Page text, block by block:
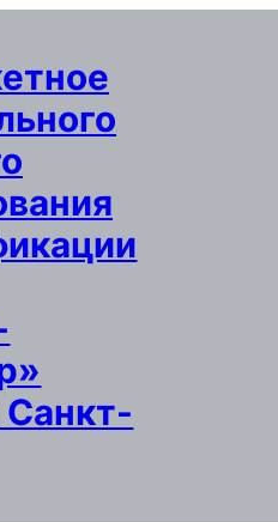
Санкт-